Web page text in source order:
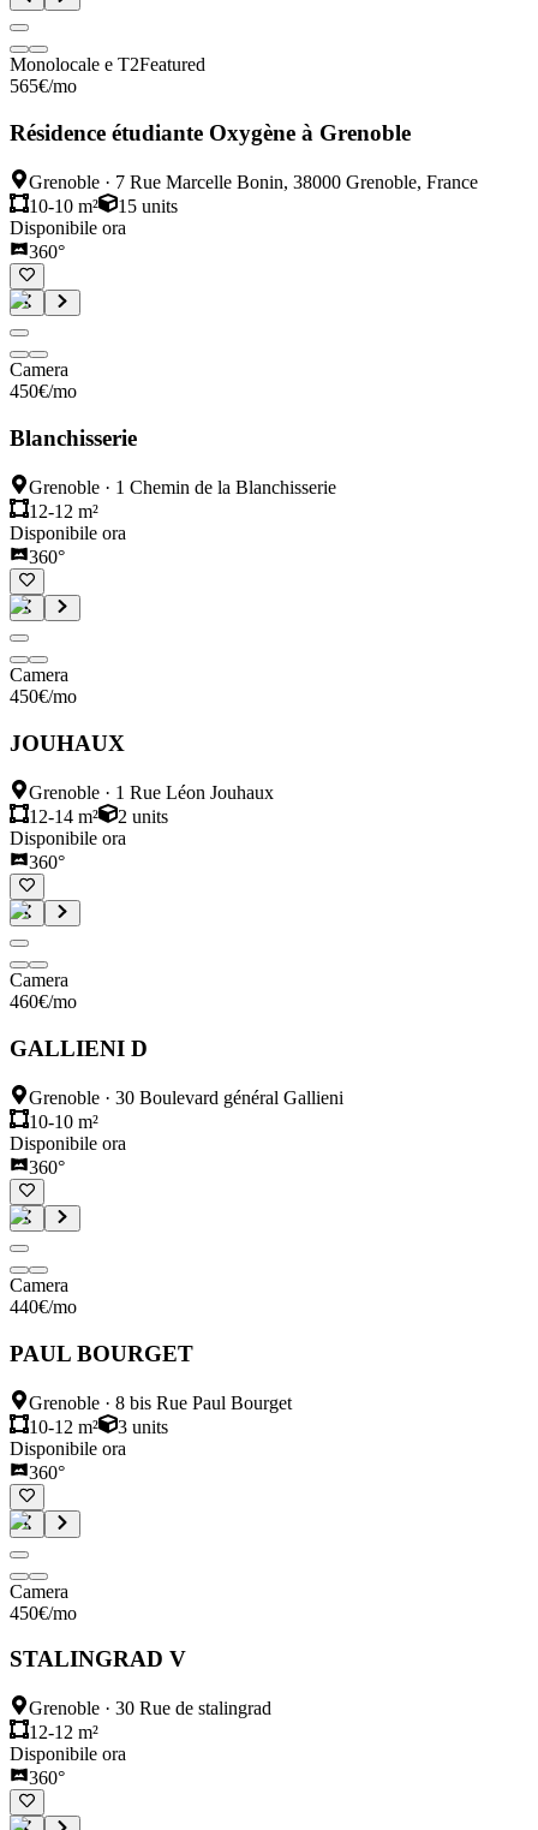
Monolocale e T2Featured
565€/mo
Résidence étudiante Oxygène à Grenoble
Grenoble · 7 Rue Marcelle Bonin, 38000 Grenoble, France
10-10 m²
15 units
Disponibile ora
360°
Camera
450€/mo
Blanchisserie
Grenoble · 1 Chemin de la Blanchisserie
12-12 m²
Disponibile ora
360°
Camera
450€/mo
JOUHAUX
Grenoble · 1 Rue Léon Jouhaux
12-14 m²
2 units
Disponibile ora
360°
Camera
460€/mo
GALLIENI D
Grenoble · 30 Boulevard général Gallieni
10-10 m²
Disponibile ora
360°
Camera
440€/mo
PAUL BOURGET
Grenoble · 8 bis Rue Paul Bourget
10-12 m²
3 units
Disponibile ora
360°
Camera
450€/mo
STALINGRAD V
Grenoble · 30 Rue de stalingrad
12-12 m²
Disponibile ora
360°